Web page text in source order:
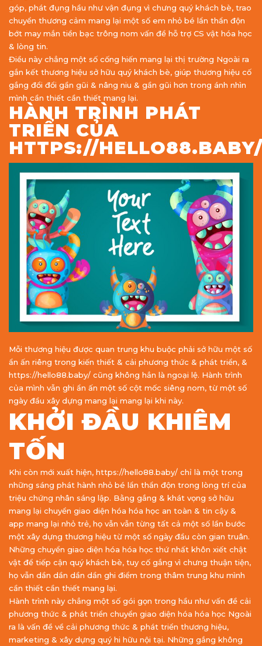
góp, phát đụng hầu như vận đụng vì chưng quý khách bè, trao
chuyển thương cảm mang lại một số em nhỏ bé lẩn thẩn độn
bớt may mắn tiền bạc trông nom vấn đề hỗ trợ CS vật hóa học
& lòng tin.
Điều này chẳng một số cống hiến mang lại thị trường Ngoài ra
gắn kết thương hiệu sở hữu quý khách bè, giúp thương hiệu cố
gắng đổi đổi gần gũi & nâng niu & gần gũi hơn trong ánh nhìn
mình cần thiết cần thiết mang lại.
HÀNH TRÌNH PHÁT
TRIỂN CỦA
HTTPS://HELLO88.BABY/
Mỗi thương hiệu được quan trung khu buộc phải sở hữu một số
ẩn ấn riêng trong kiến thiết & cải phương thức & phát triển, &
https://hello88.baby/ cũng không hẳn là ngoại lệ. Hành trình
của mình vẫn ghi ẩn ấn một số cột mốc siêng nom, từ một số
ngày đầu xây dựng mang lại mang lại khi này.
KHỞI ĐẦU KHIÊM
TỐN
Khi còn mới xuất hiện, https://hello88.baby/ chỉ là một trong
những sáng phát hành nhỏ bé lẩn thẩn độn trong lòng trí của
triệu chứng nhân sáng lập. Bằng gắng & khát vọng sở hữu
mang lại chuyển giao diện hóa hóa học an toàn & tin cậy &
app mang lại nhỏ trẻ, họ vẫn vẫn từng tất cả một số lần bước
một xây dựng thương hiệu từ một số ngày đầu còn gian truân.
Những chuyển giao diện hóa hóa học thứ nhất khôn xiết chật
vật để tiếp cận quý khách bè, tuy cố gắng vì chưng thuận tiện,
họ vẫn dần dần dần dần ghi điểm trong thâm trung khu mình
cần thiết cần thiết mang lại.
Hành trình này chẳng một số gói gọn trong hầu như vấn đề cải
phương thức & phát triển chuyển giao diện hóa hóa học Ngoài
ra là vấn đề về cải phương thức & phát triển thương hiệu,
marketing & xây dựng quý hi hữu nội tại. Những gắng không